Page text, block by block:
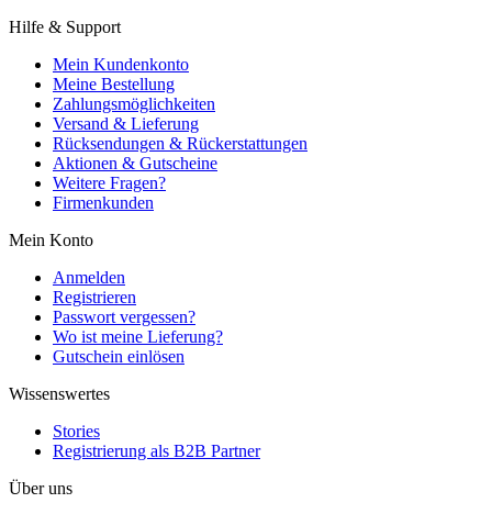
Hilfe & Support
Mein Kundenkonto
Meine Bestellung
Zahlungsmöglichkeiten
Versand & Lieferung
Rücksendungen & Rückerstattungen
Aktionen & Gutscheine
Weitere Fragen?
Firmenkunden
Mein Konto
Anmelden
Registrieren
Passwort vergessen?
Wo ist meine Lieferung?
Gutschein einlösen
Wissenswertes
Stories
Registrierung als B2B Partner
Über uns